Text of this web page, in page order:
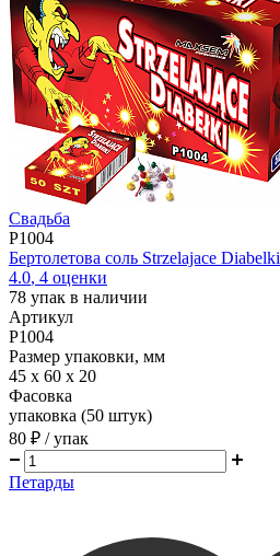
Свадьба
P1004
Бертолетова соль Strzelajace Diabelki
4.0, 4 оценки
78 упак в наличии
Артикул
P1004
Размер упаковки, мм
45 х 60 х 20
Фасовка
упаковка (50 штук)
80 ₽ / упак
Петарды